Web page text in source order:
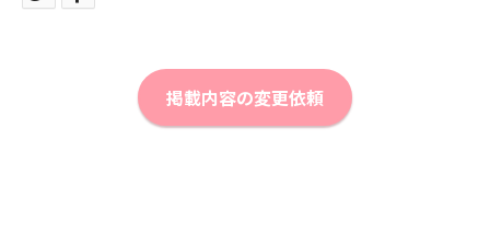
掲載内容の変更依頼